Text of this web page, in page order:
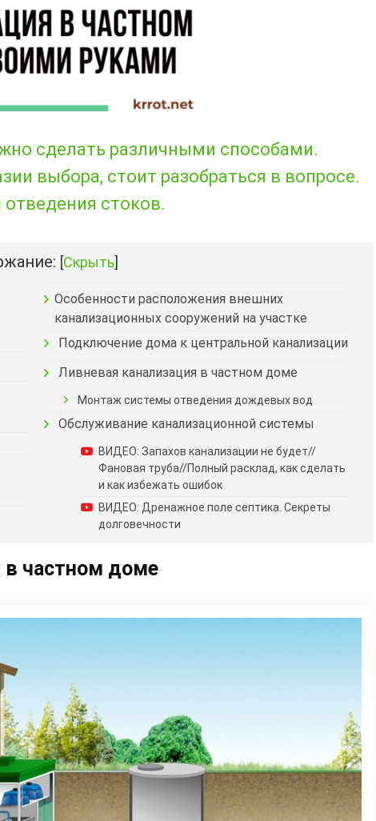
сделать различными способами.
выбора, стоит разобраться в вопросе.
стоков.
[Скрыть]
Особенности расположения внешних
канализационных сооружений на участке
Подключение дома к центральной канализации
Ливневая канализация в частном доме
Монтаж системы отведения дождевых вод
Обслуживание канализационной системы
ВИДЕО: Запахов канализации не будет//
Фановая труба//Полный расклад, как сделать
и как избежать ошибок
ВИДЕО: Дренажное поле септика. Секреты
долговечности
в частном доме